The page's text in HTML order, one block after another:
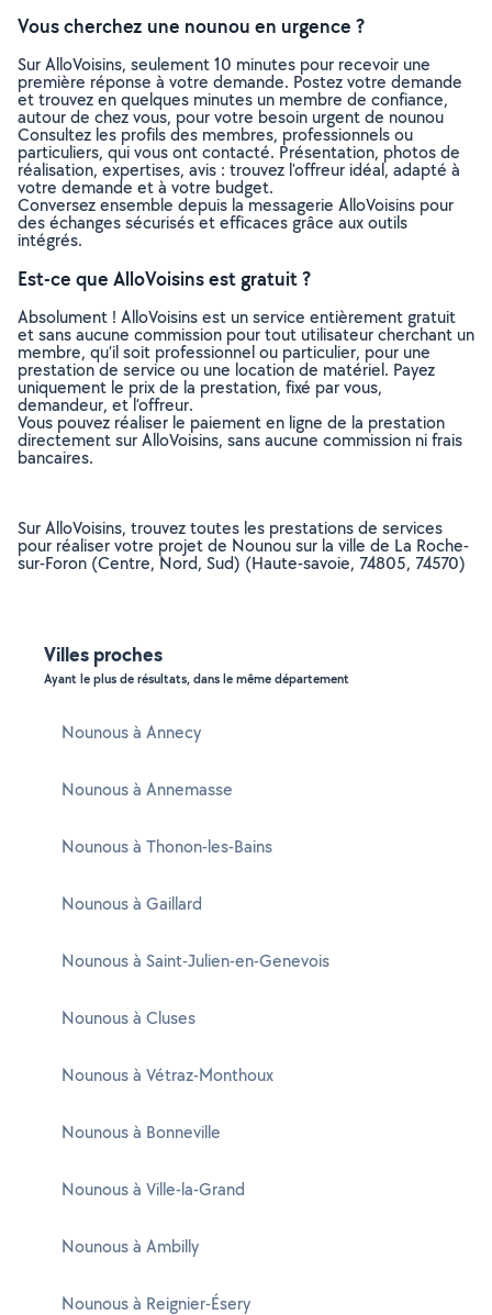
Vous cherchez une nounou en urgence ?
Sur AlloVoisins, seulement 10 minutes pour recevoir une
première réponse à votre demande. Postez votre demande
et trouvez en quelques minutes un membre de confiance,
autour de chez vous, pour votre besoin urgent de nounou
Consultez les profils des membres, professionnels ou
particuliers, qui vous ont contacté. Présentation, photos de
réalisation, expertises, avis : trouvez l'offreur idéal, adapté à
votre demande et à votre budget.
Conversez ensemble depuis la messagerie AlloVoisins pour
des échanges sécurisés et efficaces grâce aux outils
intégrés.
Est-ce que AlloVoisins est gratuit ?
Absolument ! AlloVoisins est un service entièrement gratuit
et sans aucune commission pour tout utilisateur cherchant un
membre, qu’il soit professionnel ou particulier, pour une
prestation de service ou une location de matériel. Payez
uniquement le prix de la prestation, fixé par vous,
demandeur, et l’offreur.
Vous pouvez réaliser le paiement en ligne de la prestation
directement sur AlloVoisins, sans aucune commission ni frais
bancaires.
Sur AlloVoisins, trouvez toutes les prestations de services
pour réaliser votre projet de Nounou sur la ville de La Roche-
sur-Foron (Centre, Nord, Sud) (Haute-savoie, 74805, 74570)
Villes proches
Ayant le plus de résultats, dans le même département
Nounous à Annecy
Nounous à Annemasse
Nounous à Thonon-les-Bains
Nounous à Gaillard
Nounous à Saint-Julien-en-Genevois
Nounous à Cluses
Nounous à Vétraz-Monthoux
Nounous à Bonneville
Nounous à Ville-la-Grand
Nounous à Ambilly
Nounous à Reignier-Ésery